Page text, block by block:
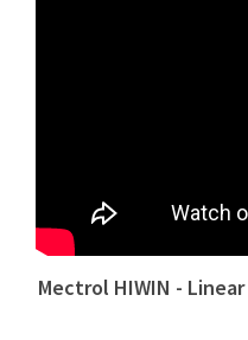
Mectrol HIWIN -